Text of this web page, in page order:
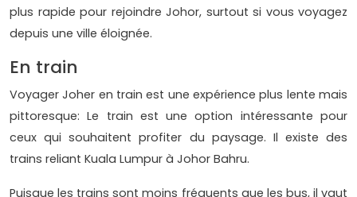
plus rapide pour rejoindre Johor, surtout si vous voyagez
depuis une ville éloignée.
En train
Voyager Joher en train est une expérience plus lente mais
pittoresque: Le train est une option intéressante pour
ceux qui souhaitent profiter du paysage. Il existe des
trains reliant Kuala Lumpur à Johor Bahru.
Puisque les trains sont moins fréquents que les bus, il vaut